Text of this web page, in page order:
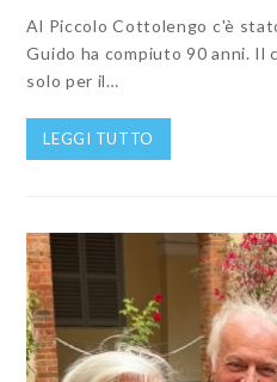
Al Piccolo Cottolengo c'è
Guido ha compiuto 90 anni. Il
solo per il…
LEGGI TUTTO